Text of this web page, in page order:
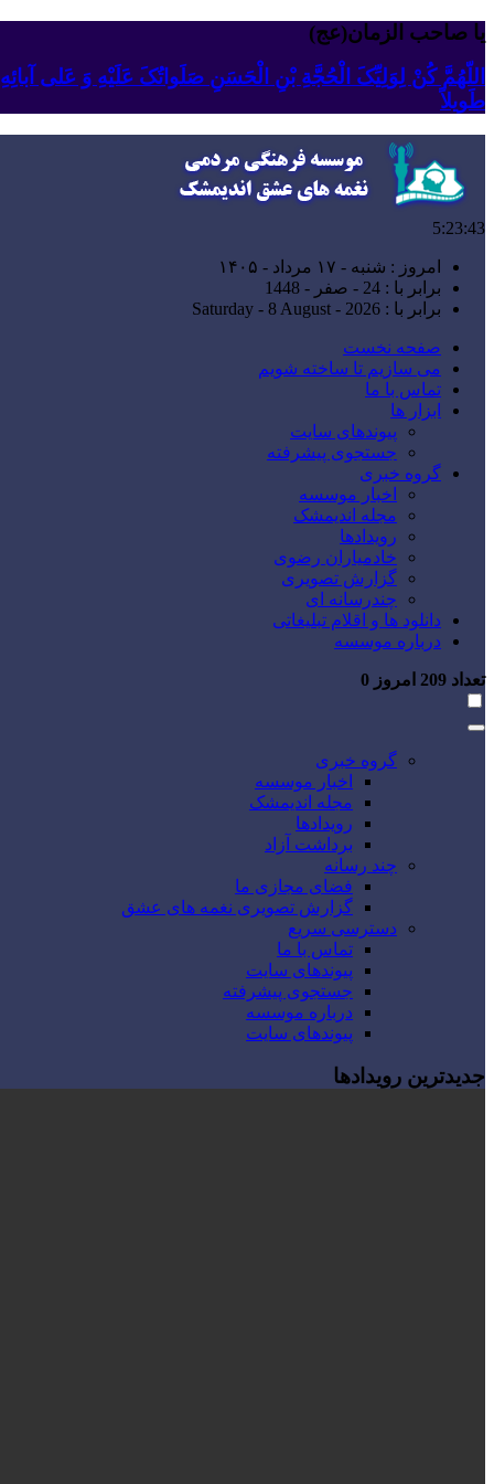
یا صاحب الزمان(عج)
اللّهُمَّ کُنْ لِوَلِیِّکَ الْحُجَّةِ بْنِ الْحَسَنِ صَلَواتُکَ عَلَیْهِ وَ عَلى
طَویلاً
5:23:44
امروز : شنبه - ۱۷ مرداد - ۱۴۰۵
برابر با : 24 - صفر - 1448
برابر با : Saturday - 8 August - 2026
صفحه نخست
می سازیم تا ساخته شویم
تماس با ما
ابزار ها
پیوندهای سایت
جستجوی پیشرفته
گروه خبری
اخبار موسسه
مجله اندیمشک
رویدادها
خادمیاران رضوی
گزارش تصویری
چندرسانه ای
دانلود ها و اقلام تبلیغاتی
درباره موسسه
تعداد امروز 0
گروه خبری
اخبار موسسه
مجله اندیمشک
رویدادها
برداشت آزاد
چند رسانه
فضای مجازی ما
گزارش تصویری نغمه های عشق
دسترسی سریع
تماس با ما
پیوندهای سایت
جستجوی پیشرفته
درباره موسسه
پیوندهای سایت
جدیدترین رویدادها